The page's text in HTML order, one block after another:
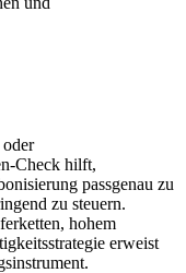
Check hilft,
passgenau zu
zu steuern.
hohem
erweist